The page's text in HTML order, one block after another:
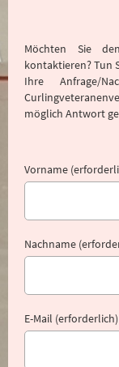
Möchten Sie
kontaktieren? Tun
Ihre Anfrage/
möglich Antwort
Vorname
Nachname
E-Mail (erforderlich)